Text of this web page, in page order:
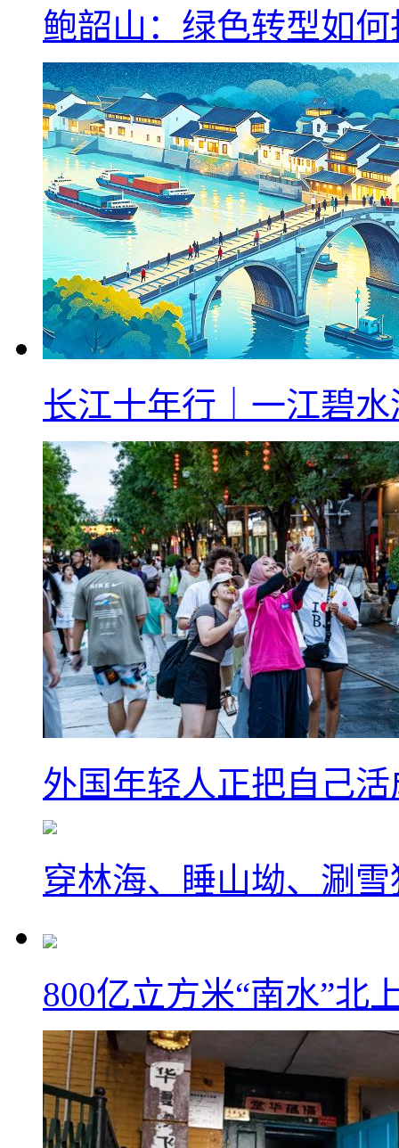
鲍韶山：绿色转型如
长江十年行｜一江碧
外国年轻人正把自己活
穿林海、睡山坳、涮
800亿立方米“南水”北